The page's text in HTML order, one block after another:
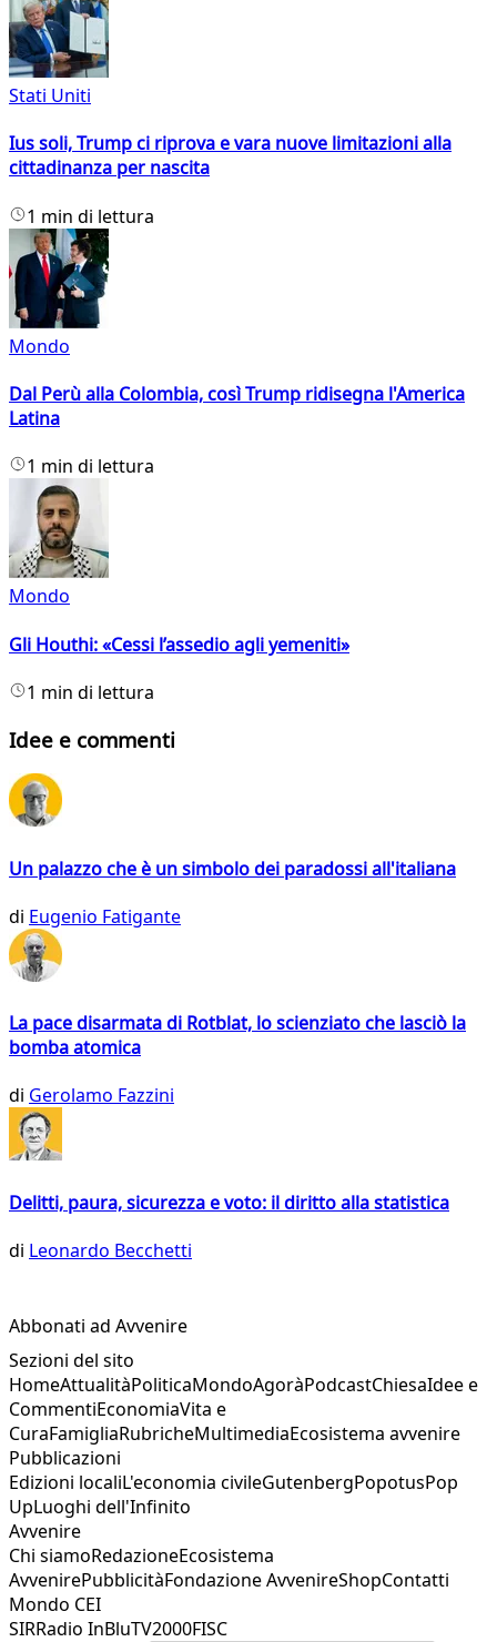
Stati Uniti
Ius soli, Trump ci riprova e vara nuove limitazioni alla
cittadinanza per nascita
1 min di lettura
Mondo
Dal Perù alla Colombia, così Trump ridisegna l'America
Latina
1 min di lettura
Mondo
Gli Houthi: «Cessi l’assedio agli yemeniti»
1 min di lettura
Idee e commenti
Un palazzo che è un simbolo dei paradossi all'italiana
di Eugenio Fatigante
La pace disarmata di Rotblat, lo scienziato che lasciò la
bomba atomica
di Gerolamo Fazzini
Delitti, paura, sicurezza e voto: il diritto alla statistica
di Leonardo Becchetti
Abbonati ad Avvenire
Sezioni del sito
HomeAttualitàPoliticaMondoAgoràPodcastChiesaIdee e
CommentiEconomiaVita e
CuraFamigliaRubricheMultimediaEcosistema avvenire
Pubblicazioni
Edizioni localiL'economia civileGutenbergPopotusPop
UpLuoghi dell'Infinito
Avvenire
Chi siamoRedazioneEcosistema
AvvenirePubblicitàFondazione AvvenireShopContatti
Mondo CEI
SIRRadio InBluTV2000FISC